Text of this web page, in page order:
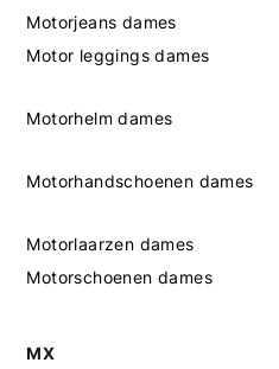
Motorjeans dames
Motor leggings dames
Motorhelm dames
Motorhandschoenen dames
Motorlaarzen dames
Motorschoenen dames
MX